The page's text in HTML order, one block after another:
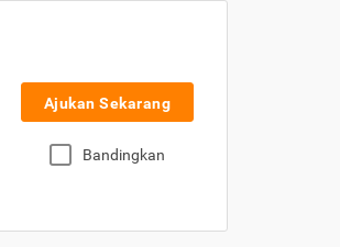
Ajukan Sekarang
Bandingkan